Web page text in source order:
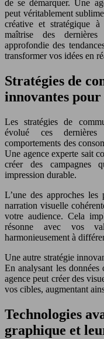
de se démarquer. Une
peut véritablement
créative et stratégique
maîtrise des
approfondie des
transformer vos idées en
Stratégies de
innovantes
Les stratégies de
évolué ces dernières
comportements des
Une agence experte sait
créer des campagnes
impression durable.
L’une des approches
narration visuelle
votre audience. Cela
résonne avec vos
harmonieusement à
Une autre stratégie
En analysant les données
agence peut créer des
vos cibles, augmentant
Technologies
graphique et